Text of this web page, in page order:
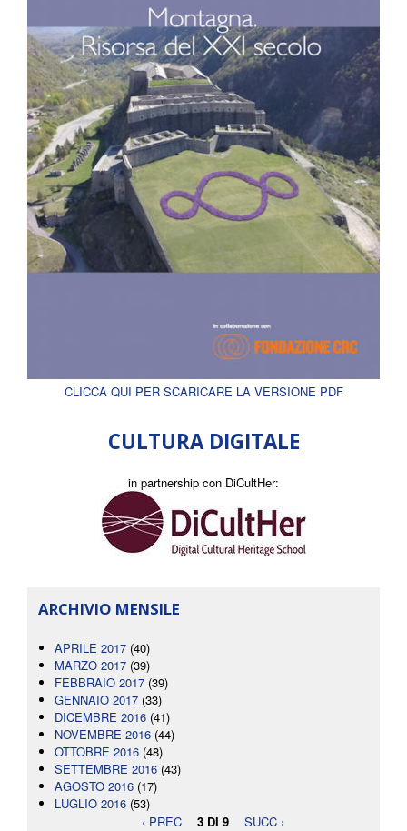
CLICCA QUI PER SCARICARE LA VERSIONE PDF
CULTURA DIGITALE
in partnership con DiCultHer:
ARCHIVIO MENSILE
APRILE 2017 (40)
MARZO 2017 (39)
FEBBRAIO 2017 (39)
GENNAIO 2017 (33)
DICEMBRE 2016 (41)
NOVEMBRE 2016 (44)
OTTOBRE 2016 (48)
SETTEMBRE 2016 (43)
AGOSTO 2016 (17)
LUGLIO 2016 (53)
‹ PREC
3 DI 9 SUCC ›